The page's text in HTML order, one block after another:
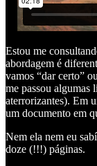
Estou me
abordagem é
vamos “dar certo”
me passou algumas
aterrorizantes). Em
um documento em
Nem ela nem eu
doze (!!!) páginas.